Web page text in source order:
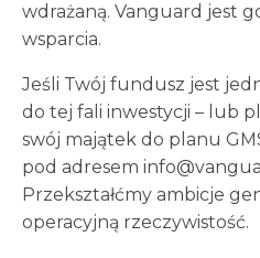
wdrażaną. Vanguard jest
wsparcia.
Jeśli Twój fundusz jest
do tej fali inwestycji – lub
swój majątek do planu
pod adresem
Przekształćmy ambicje
operacyjną rzeczywistość.